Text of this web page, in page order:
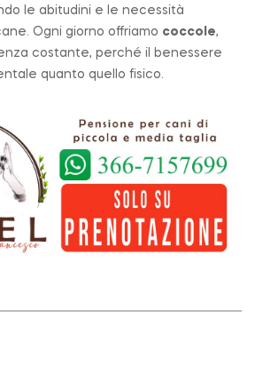
le abitudini e le necessità
Ogni giorno offriamo coccole,
costante, perché il benessere
quanto quello fisico.